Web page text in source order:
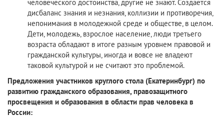
человеческого достоинства, другие не знают. Создается
дисбаланс знания и незнания, коллизии и противоречия,
непонимания в молодежной среде и обществе, в целом.
Дети, молодежь, взрослое население, люди третьего
возраста обладают в итоге разным уровнем правовой и
гражданской культуры, иногда и вовсе не владеют
таковой культурой и не считают это проблемой.
Предложения участников круглого стола (Екатеринбург) по
развитию гражданского образования, правозащитного
просвещения и образования в области прав человека в
России: